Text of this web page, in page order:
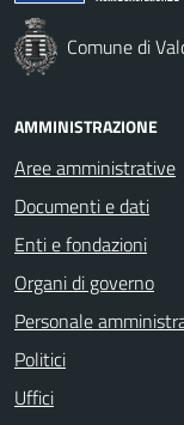
Comune di
AMMINISTRAZIONE
Aree amministrative
Documenti e dati
Enti e fondazioni
Organi di governo
Personale
Politici
Uffici